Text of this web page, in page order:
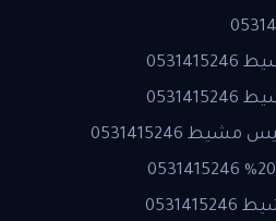
0531415246